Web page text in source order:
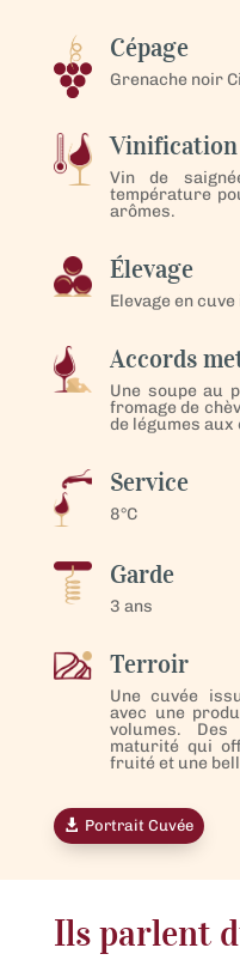
Cépage
Grenache noir
Vinification
Vin de
température
arômes.
Élevage
Elevage en cuve
Accords
Une soupe au
fromage de
de légumes
Service
8°C
Garde
3 ans
Terroir
Une cuvée
avec une
volumes.
maturité qui
fruité et une
Portrait Cuvée
Ils parlent